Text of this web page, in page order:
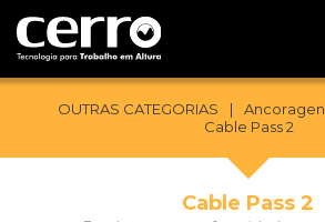
OUTRAS CATEGORIAS |
Cable Pass 2
Cable Pass 2